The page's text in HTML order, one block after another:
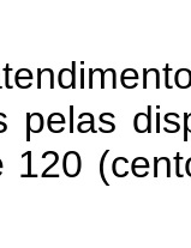
pelas
120